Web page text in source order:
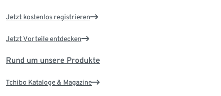
Jetzt kostenlos registrieren
Jetzt Vorteile entdecken
Rund um unsere Produkte
Tchibo Kataloge & Magazine